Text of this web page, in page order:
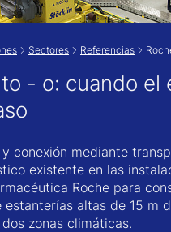
Sectores Referencias
- o: cuando el
conexión mediante
existente en las
Roche para
estanterías altas de 15 m
zonas climáticas.